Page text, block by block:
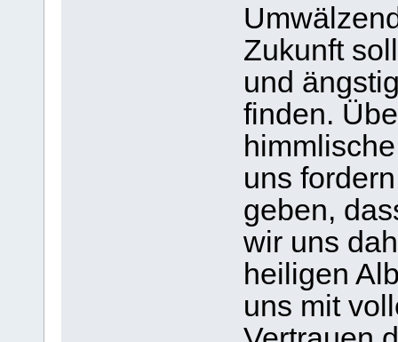
Zukunft
und
finden.
uns
geben,
wir uns
heiligen
uns mit